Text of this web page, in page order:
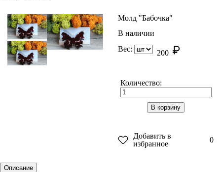
Молд "Бабочка"
В наличии
Вес:
200
Количество:
В корзину
Добавить в
избранное
0
Описание